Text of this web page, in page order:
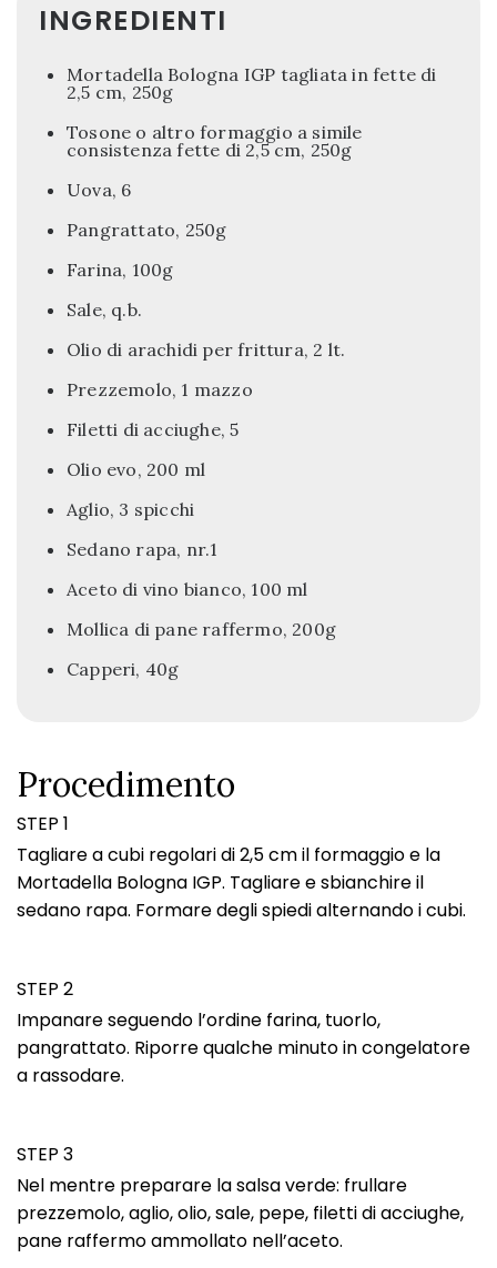
INGREDIENTI
Mortadella Bologna IGP tagliata in fette di
2,5 cm, 250g
Tosone o altro formaggio a simile
consistenza fette di 2,5 cm, 250g
Uova, 6
Pangrattato, 250g
Farina, 100g
Sale, q.b.
Olio di arachidi per frittura, 2 lt.
Prezzemolo, 1 mazzo
Filetti di acciughe, 5
Olio evo, 200 ml
Aglio, 3 spicchi
Sedano rapa, nr.1
Aceto di vino bianco, 100 ml
Mollica di pane raffermo, 200g
Capperi, 40g
Procedimento
STEP 1
Tagliare a cubi regolari di 2,5 cm il formaggio e la
Mortadella Bologna IGP. Tagliare e sbianchire il
sedano rapa. Formare degli spiedi alternando i cubi.
STEP 2
Impanare seguendo l’ordine farina, tuorlo,
pangrattato. Riporre qualche minuto in congelatore
a rassodare.
STEP 3
Nel mentre preparare la salsa verde: frullare
prezzemolo, aglio, olio, sale, pepe, filetti di acciughe,
pane raffermo ammollato nell’aceto.